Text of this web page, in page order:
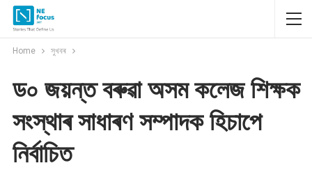
Home সুখবৰ
ড০ জয়ন্ত বৰুৱা অসম কলেজ শিক্ষক
সংস্থাৰ সাধাৰণ সম্পাদক হিচাপে
নিৰ্বাচিত